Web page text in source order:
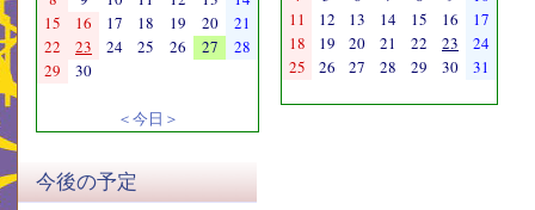
15
16 17 18 19 20
21
22
23 24 25 26 27
28
29
30
＜今日＞
今後の予定
11
12 13 14 15 16
17
18
19 20 21 22 23
24
25
26 27 28 29 30 31